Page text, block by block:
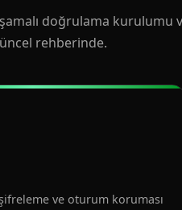
doğrulama kurulumu
rehberinde.
ve oturum koruması